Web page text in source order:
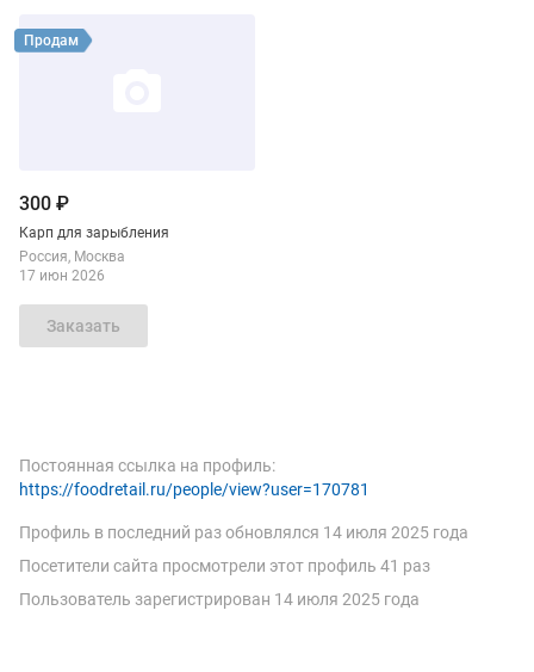
300 ₽
Карп для зарыбления
Смотреть объявление
Продам
Россия Москва
17 июн 2026
Заказать
Постоянная ссылка на профиль:
https://foodretail.ru/people/view?user=170781
Профиль в последний раз обновлялся 14 июля 2025 года
Посетители сайта просмотрели этот профиль 41 раз
Пользователь зарегистрирован 14 июля 2025 года